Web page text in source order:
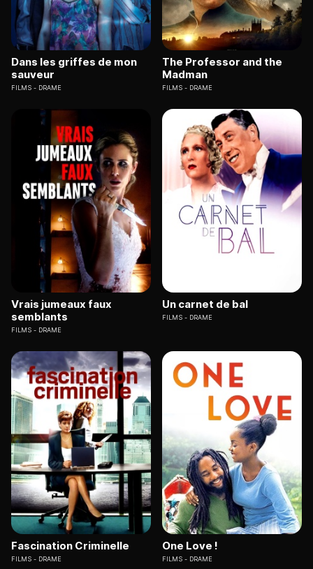
Dans les griffes de mon
sauveur
FILMS DRAME
The Professor and the
Madman
FILMS DRAME
Vrais jumeaux faux
semblants
FILMS DRAME
Un carnet de bal
FILMS DRAME
Fascination Criminelle
FILMS DRAME
One Love !
FILMS DRAME